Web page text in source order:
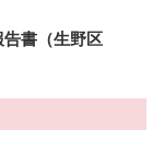
書（生野区